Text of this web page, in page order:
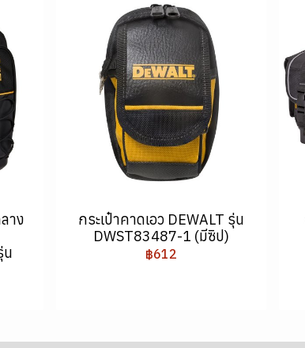
าง
น
กระเป๋าคาดเอว DEWALT รุ่น
DWST83487-1 (มีซิป)
฿612